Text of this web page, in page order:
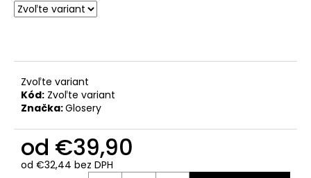
Zvoľte variant
Kód: Zvoľte variant
Značka:Glosery
od €39,90
od €32,44 bez DPH